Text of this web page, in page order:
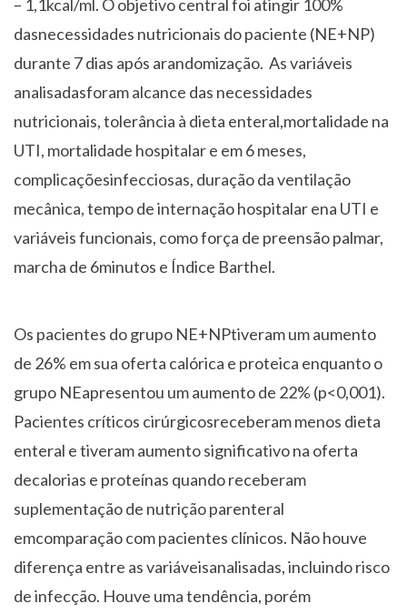
– 1,1kcal/ml. O objetivo central foi atingir 100%
dasnecessidades nutricionais do paciente (NE+NP)
durante 7 dias após arandomização. As variáveis
analisadasforam alcance das necessidades
nutricionais, tolerância à dieta enteral,mortalidade na
UTI, mortalidade hospitalar e em 6 meses,
complicaçõesinfecciosas, duração da ventilação
mecânica, tempo de internação hospitalar ena UTI e
variáveis funcionais, como força de preensão palmar,
marcha de 6minutos e Índice Barthel.
Os pacientes do grupo NE+NPtiveram um aumento
de 26% em sua oferta calórica e proteica enquanto o
grupo NEapresentou um aumento de 22% (p<0,001).
Pacientes críticos cirúrgicosreceberam menos dieta
enteral e tiveram aumento significativo na oferta
decalorias e proteínas quando receberam
suplementação de nutrição parenteral
emcomparação com pacientes clínicos. Não houve
diferença entre as variáveisanalisadas, incluindo risco
de infecção. Houve uma tendência, porém